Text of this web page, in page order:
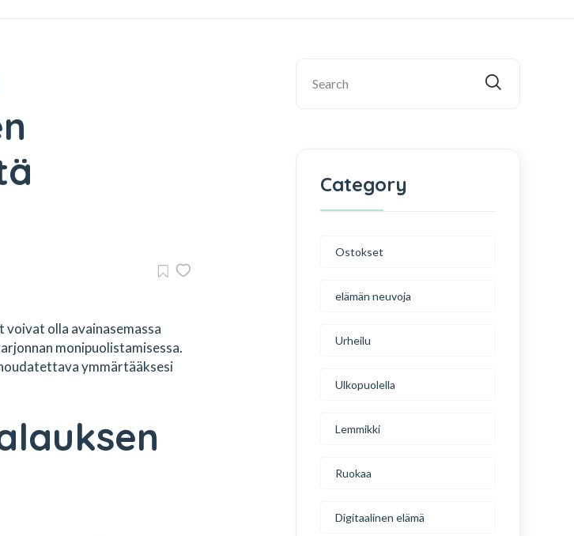
olla avainasemassa
monipuolistamisessa.
ymmärtääksesi
Category
Ostokset
elämän neuvoja
Urheilu
Ulkopuolella
Lemmikki
Ruokaa
Digitaalinen elämä